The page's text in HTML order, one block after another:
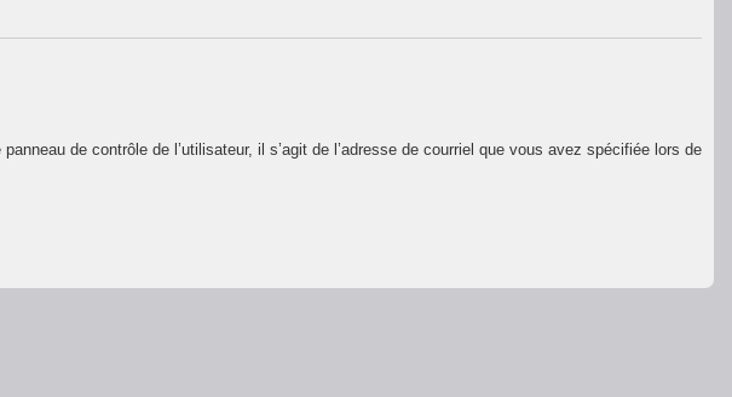
de contrôle de l’utilisateur, il s’agit de l’adresse de courriel que vous avez spécifiée lors de